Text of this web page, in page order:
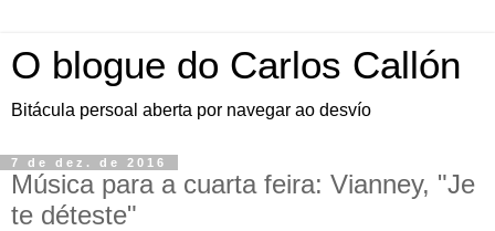
O blogue do Carlos Callón
Bitácula persoal aberta por navegar ao desvío
7 de dez. de 2016
Música para a cuarta feira: Vianney, "Je
te déteste"